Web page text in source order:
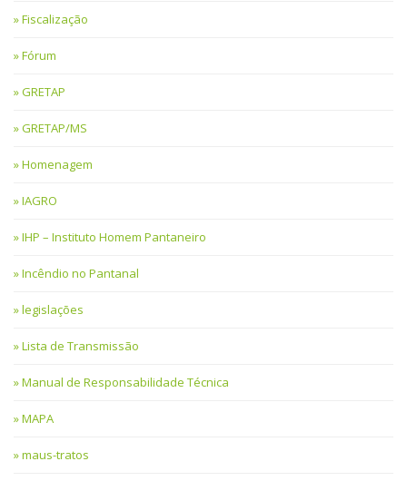
Fiscalização
Fórum
GRETAP
GRETAP/MS
Homenagem
IAGRO
IHP – Instituto Homem Pantaneiro
Incêndio no Pantanal
legislações
Lista de Transmissão
Manual de Responsabilidade Técnica
MAPA
maus-tratos